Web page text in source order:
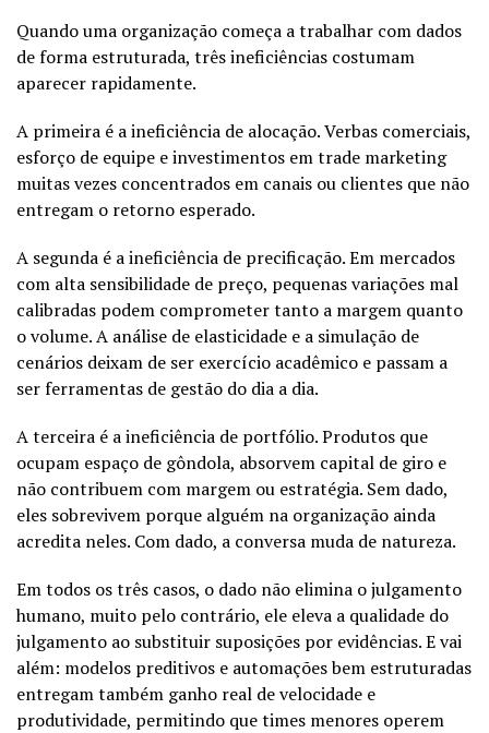
Quando uma organização começa a trabalhar com dados
de forma estruturada, três ineficiências costumam
aparecer rapidamente.
A primeira é a ineficiência de alocação. Verbas comerciais,
esforço de equipe e investimentos em trade marketing
muitas vezes concentrados em canais ou clientes que não
entregam o retorno esperado.
A segunda é a ineficiência de precificação. Em mercados
com alta sensibilidade de preço, pequenas variações mal
calibradas podem comprometer tanto a margem quanto
o volume. A análise de elasticidade e a simulação de
cenários deixam de ser exercício acadêmico e passam a
ser ferramentas de gestão do dia a dia.
A terceira é a ineficiência de portfólio. Produtos que
ocupam espaço de gôndola, absorvem capital de giro e
não contribuem com margem ou estratégia. Sem dado,
eles sobrevivem porque alguém na organização ainda
acredita neles. Com dado, a conversa muda de natureza.
Em todos os três casos, o dado não elimina o julgamento
humano, muito pelo contrário, ele eleva a qualidade do
julgamento ao substituir suposições por evidências. E vai
além: modelos preditivos e automações bem estruturadas
entregam também ganho real de velocidade e
produtividade, permitindo que times menores operem